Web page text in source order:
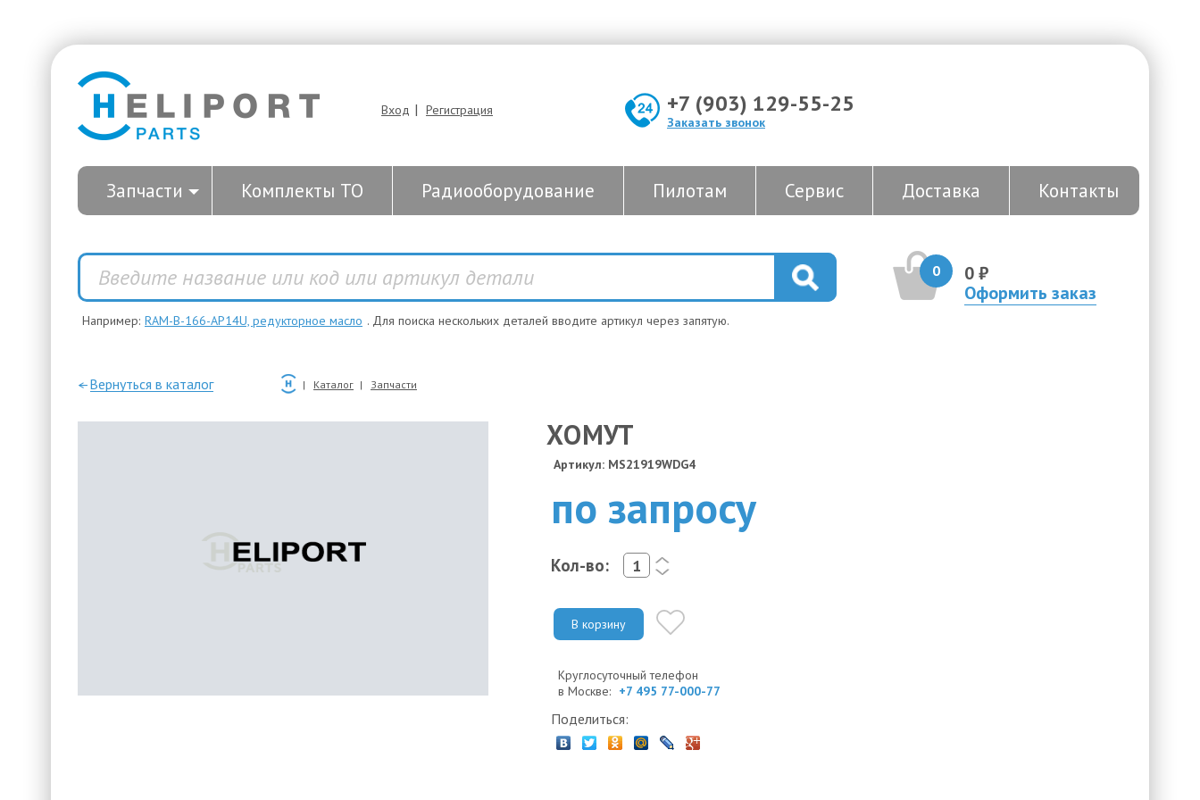
Вход | Регистрация +7 (903) 129-55-25
Заказать звонок
Запчасти Комплекты ТО Радиооборудование Пилотам Сервис Доставка Контакты
0
0 ₽
Оформить заказ
Например: RAM-B-166-AP14U, редукторное масло . Для поиска нескольких деталей вводите артикул через запятую.
—Вернуться в каталог Каталог Запчасти
ХОМУТ
Артикул: MS21919WDG4
по запросу
Кол-во:
<
>
В корзину
Круглосуточный телефон
в Москве: +7 495 77-000-77
Поделиться: